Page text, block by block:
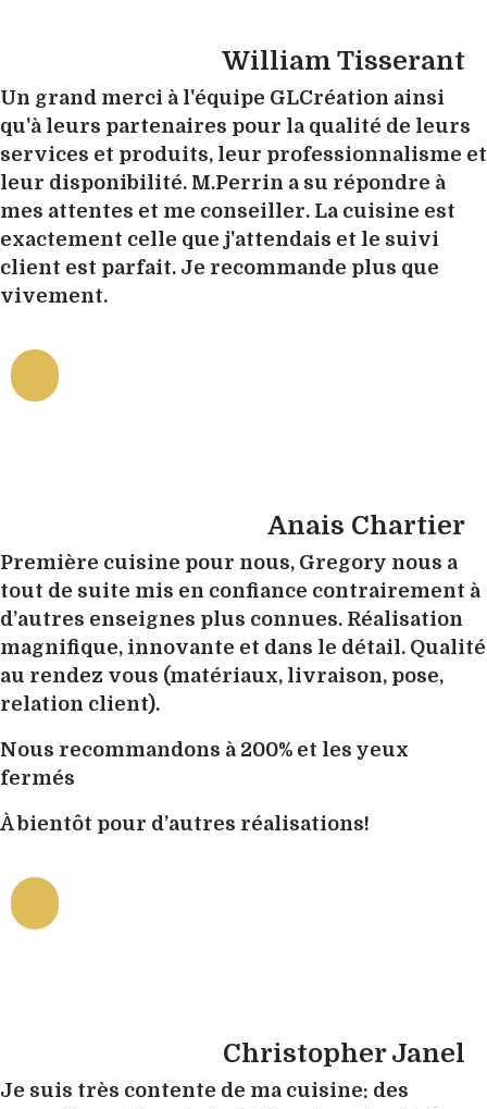
William Tisserant
Un grand merci à l'équipe GLCréation ainsi
qu'à leurs partenaires pour la qualité de leurs
services et produits, leur professionnalisme et
leur disponibilité. M.Perrin a su répondre à
mes attentes et me conseiller. La cuisine est
exactement celle que j'attendais et le suivi
client est parfait. Je recommande plus que
vivement.
Anais Chartier
Première cuisine pour nous, Gregory nous a
tout de suite mis en confiance contrairement à
d’autres enseignes plus connues. Réalisation
magnifique, innovante et dans le détail. Qualité
au rendez vous (matériaux, livraison, pose,
relation client).
Nous recommandons à 200% et les yeux
fermés
À bientôt pour d’autres réalisations!
Christopher Janel
Je suis très contente de ma cuisine: des